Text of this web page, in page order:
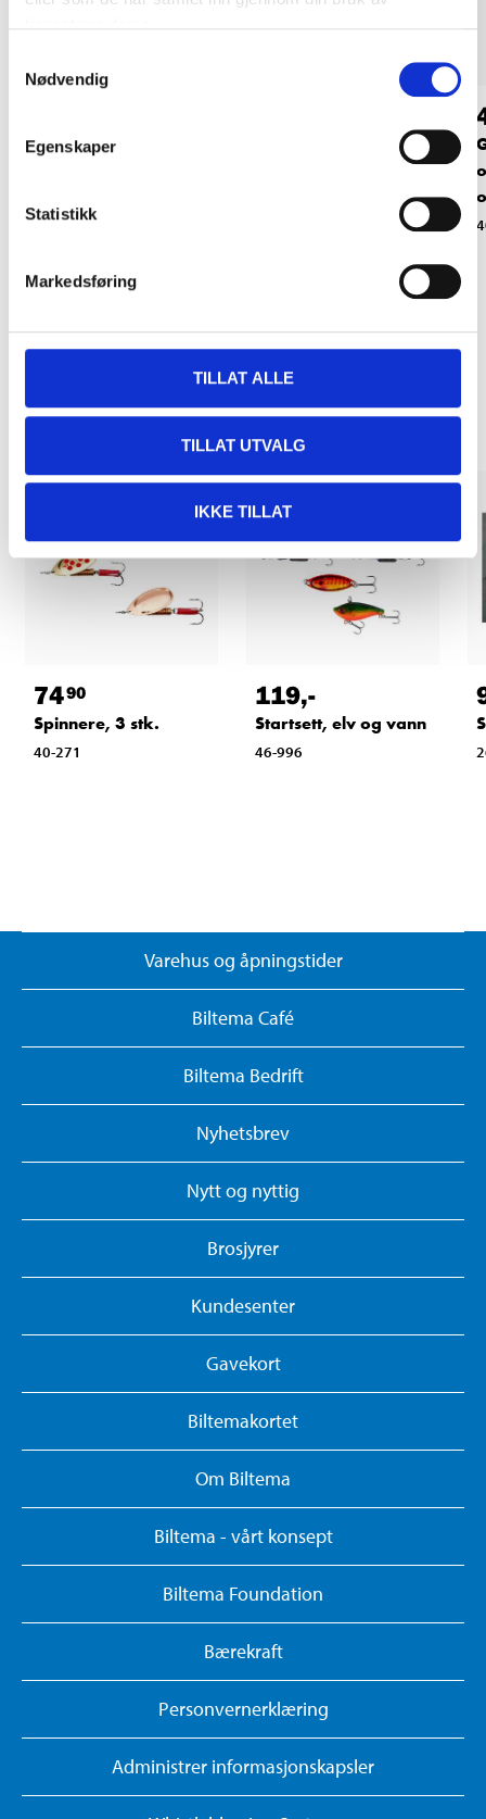
Nødvendig
Egenskaper
Statistikk
Markedsføring
TILLAT ALLE
TILLAT UTVALG
IKKE TILLAT
Gjeddespinner, 14 g,
Gjeddespinner, 14 g,
Relaterte produkter
7490
Spinnere, 3 stk.
40-271
119,-
Startsett, elv og vann
46-996
Varehus og åpningstider
Biltema Café
Biltema Bedrift
Nyhetsbrev
Nytt og nyttig
Brosjyrer
Kundesenter
Gavekort
Biltemakortet
Om Biltema
Biltema - vårt konsept
Biltema Foundation
Bærekraft
Personvernerklæring
Administrer informasjonskapsler